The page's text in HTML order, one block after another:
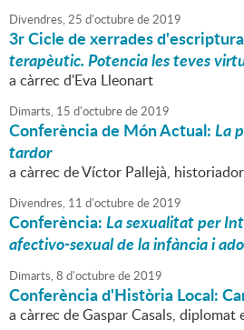
Divendres,25 d'octubrede2019
3r Cicle de xerrades
terapèutic. Potencia les teves
a càrrec d'Eva Lleonart
Dimarts, 15 d'octubrede2019
Conferència de Món Actual:La
tardor
a càrrec de Víctor Pallejà, historiador
Divendres, 11 d'octubrede2019
Conferència:La sexualitat per
afectivo-sexual de la infància i
Dimarts,8 d'octubrede2019
Conferència d'Història Local:
a càrrec de Gaspar Casals, diplomat